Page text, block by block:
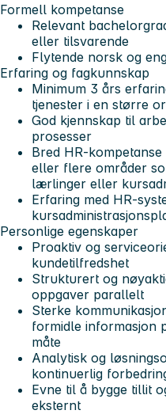
Formell kompetanse
Relevant
eller tilsvarende
Flytende norsk og
Erfaring og fagkunnskap
Minimum 3 års
tjenester i en større
God kjennskap til
prosesser
Bred HR-
eller flere områder
lærlinger eller
Erfaring med HR-
Personlige egenskaper
Proaktiv og
kundetilfredshet
Strukturert og
oppgaver parallelt
Sterke
formidle informasjon
måte
Analytisk og
kontinuerlig
Evne til å bygge tillit
eksternt